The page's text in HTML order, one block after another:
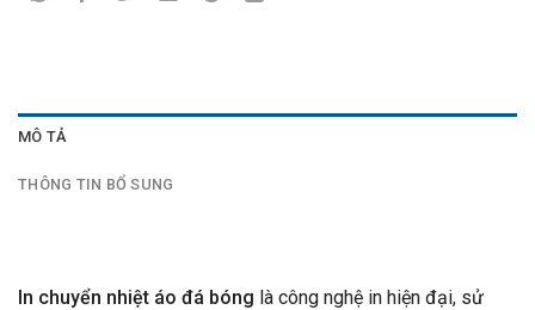
MÔ TẢ
THÔNG TIN BỔ SUNG
In chuyển nhiệt áo đá bóng là công nghệ in hiện đại, sử